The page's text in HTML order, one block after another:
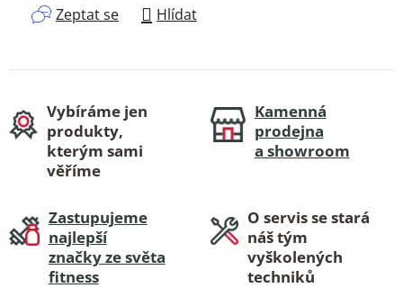
Zeptat se Hlídat
Vybíráme jen
produkty,
kterým sami
věříme
Kamenná
prodejna
a showroom
Zastupujeme
najlepší
značky ze světa
fitness
O servis se stará
náš tým
vyškolených
techniků